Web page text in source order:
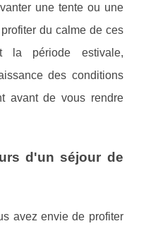
une tente ou une
du calme de ces
la période estivale,
des conditions
avant de vous rendre
d'un séjour de
avez envie de profiter